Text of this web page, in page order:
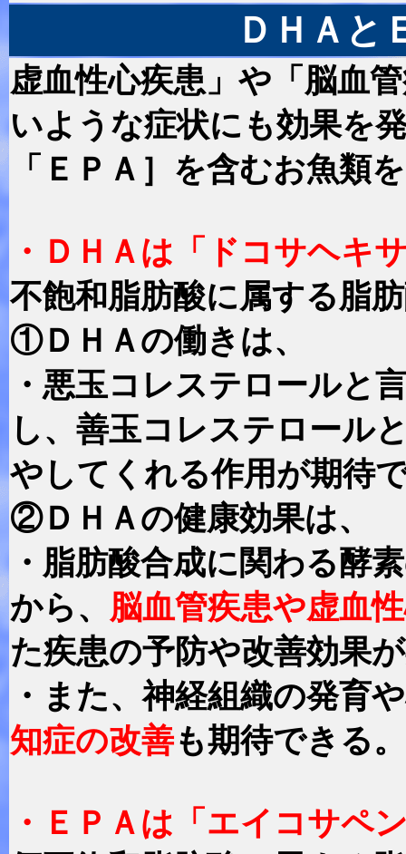
ＤＨＡと
虚血性心疾患」や「脳血
いような症状にも効果を
「ＥＰＡ］を含むお魚類
・ＤＨＡは「ドコサヘキ
不飽和脂肪酸に属する脂
①ＤＨＡの働きは、
・悪玉コレステロールと
し、善玉コレステロール
やしてくれる作用が期待
②ＤＨＡの健康効果は、
・脂肪酸合成に関わる酵
から、 脳血管疾患や虚血
た疾患の予防や改善効果
・また、神経組織の発育
知症の改善も期待できる。
・ＥＰＡは「エイコサペ